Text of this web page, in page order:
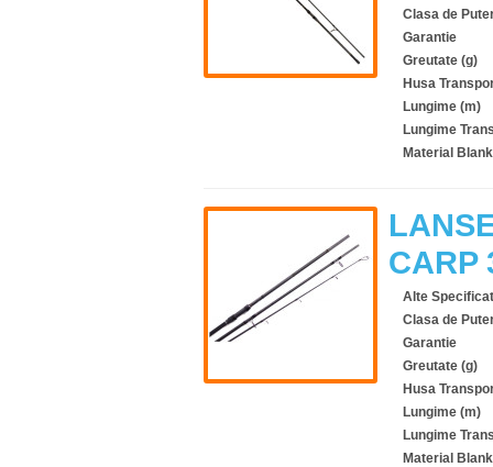
Clasa de
Garantie
Greutate (g)
Husa
Lungime (m)
Lungime
Material Blank
CARP
Alte
Clasa de
Garantie
Greutate (g)
Husa
Lungime (m)
Lungime
Material Blank